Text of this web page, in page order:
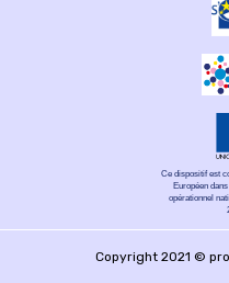
Ce dispositif est
Européen
opérationnel
Copyright 2021 ©